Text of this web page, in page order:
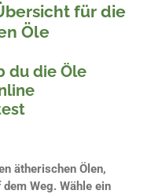
für die
Öle
du die Öle
ätherischen Ölen,
Weg. Wähle ein